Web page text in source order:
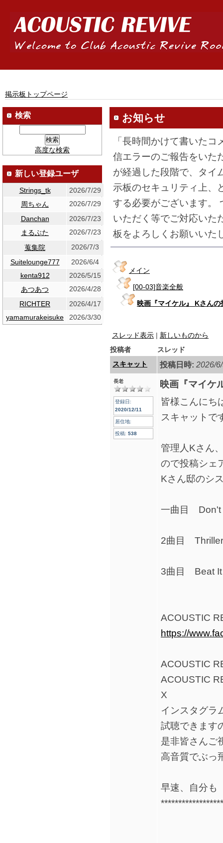
掲示板トップページ
お知らせ
「長時間かけて書いた
信エラーのご報告をいた
が経過した段階で、タイ
示板のセキュリティ上、
する必要がございます。
いただく等でご対応いた
板をよろしくお願いいた
メイン
[00-03]音楽全般
映画『マイケル』 Kさん
スレッド表示 | 新しいものから
投稿者
スレッド
スキャット
投稿日時: 2026/
長老
登録日:
2020/12/11
居住地:
投稿: 538
映画『マイケ
皆様こんにち
スキャットで
管理人Kさん
ので投稿シェ
Kさん邸のシ
一曲目 Don't
2曲目 Thriller
3曲目 Beat It
ACOUSTIC
https://
ACOUSTIC
ACOUSTIC
X
インスタグラ
試聴できます
是非皆さんご
高音質でぶっ
早速、自分も
検索
高度な検索
新しい登録ユーザ
Strings_tk
2026/7/29
周ちゃん
2026/7/29
Danchan
2026/7/23
まるぶた
2026/7/23
蒐集院
2026/7/3
Suitelounge777
2026/6/4
kenta912
2026/5/15
あつあつ
2026/4/28
RICHTER
2026/4/17
yamamurakeisuke
2026/3/30